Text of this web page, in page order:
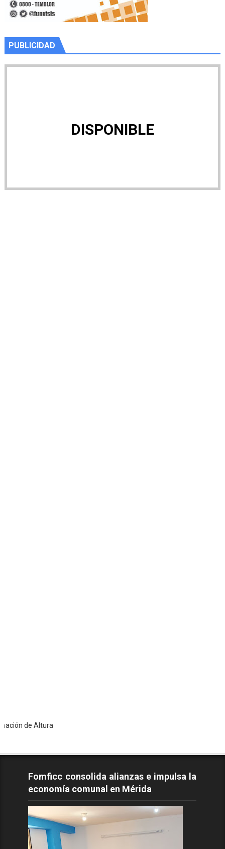
PUBLICIDAD
DISPONIBLE
Fomficc consolida alianzas e impulsa la
economía comunal en Mérida